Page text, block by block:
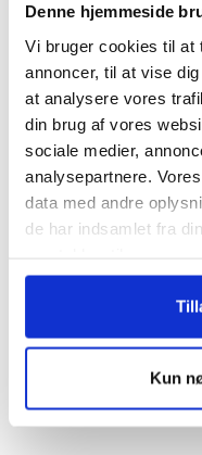
Denne hjemmeside
Vi bruger cookies til at
annoncer, til at vise
at analysere vores
din brug af vores
sociale medier,
analysepartnere.
data med andre
de har indsamlet fra
anvende vores
Kun
RELATEREDE
– og
“Succes i
Bestyrelsesguidens